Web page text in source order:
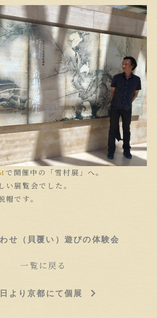
で開催中の「雪村展」へ。
い展覧会でした。
帽です。
せ（貝覆い）遊びの体験会
一覧に戻る
より京都にて個展